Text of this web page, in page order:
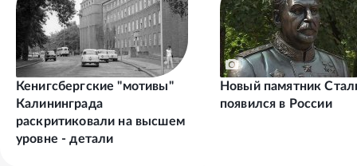
Кенигсбергские "мотивы"
Калининграда
раскритиковали на высшем
уровне - детали
Новый памятник
появился в России